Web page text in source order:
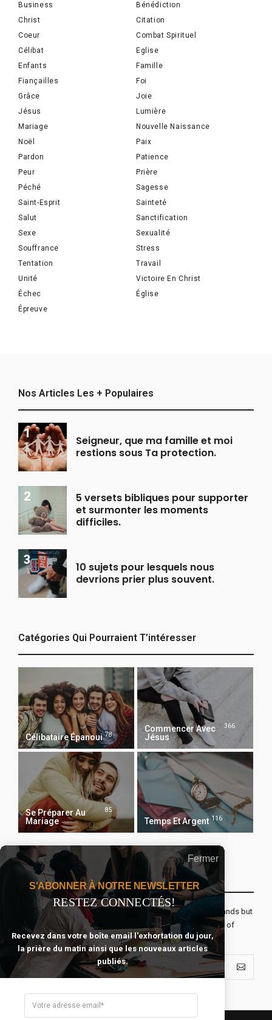
Business
Bénédiction
Christ
Citation
Coeur
Combat Spirituel
Célibat
Eglise
Enfants
Famille
Fiançailles
Foi
Grâce
Joie
Jésus
Lumière
Mariage
Nouvelle Naissance
Noël
Paix
Pardon
Patience
Peur
Prière
Péché
Sagesse
Saint-Esprit
Sainteté
Salut
Sanctification
Sexe
Sexualité
Souffrance
Stress
Tentation
Travail
Unité
Victoire En Christ
Échec
Église
Épreuve
Nos Articles Les + Populaires
Seigneur, que ma famille et moi
restions sous Ta protection.
5 versets bibliques pour supporter
et surmonter les moments
difficiles.
10 sujets pour lesquels nous
devrions prier plus souvent.
Catégories Qui Pourraient T’intéresser
Célibataire Épanoui 78
Commencer Avec
Jésus
366
Se Préparer Au
Mariage
85
Temps Et Argent 116
Recevoir Notre Newsletter Chaque Matin
The real voyage of discovery consists not in seeking new lands but
seeing with new eyes. All journeys have secret destinations of
which the traveler is unaware.
Fermer
S'ABONNER À NOTRE NEWSLETTER
RESTEZ CONNECTÉS!
Recevez dans votre boîte email l'exhortation du jour,
la prière du matin ainsi que les nouveaux articles
publiés.